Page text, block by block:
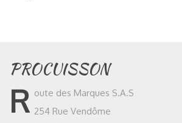
PROCUISSON
R oute des Marques S.A.S
254 Rue Vendôme